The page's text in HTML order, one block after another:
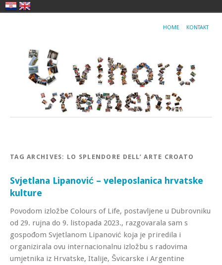
HOME KONTAKT
TAG ARCHIVES: LO SPLENDORE DELL’ ARTE CROATO
Svjetlana Lipanović – veleposlanica hrvatske
kulture
Povodom izložbe Colours of Life, postavljene u Dubrovniku
od 29. rujna do 9. listopada 2023., razgovarala sam s
gospođom Svjetlanom Lipanović koja je priredila i
organizirala ovu internacionalnu izložbu s radovima
umjetnika iz Hrvatske, Italije, Švicarske i Argentine